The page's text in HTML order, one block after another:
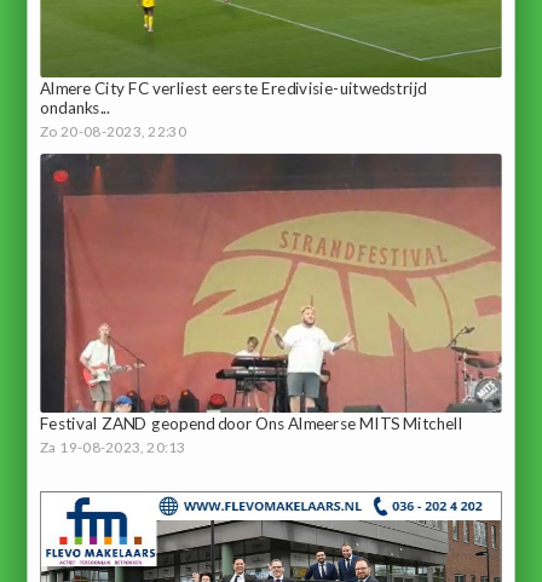
Almere City FC verliest eerste Eredivisie-uitwedstrijd
ondanks...
Zo 20-08-2023, 22:30
Festival ZAND geopend door Ons Almeerse MITS Mitchell
Za 19-08-2023, 20:13